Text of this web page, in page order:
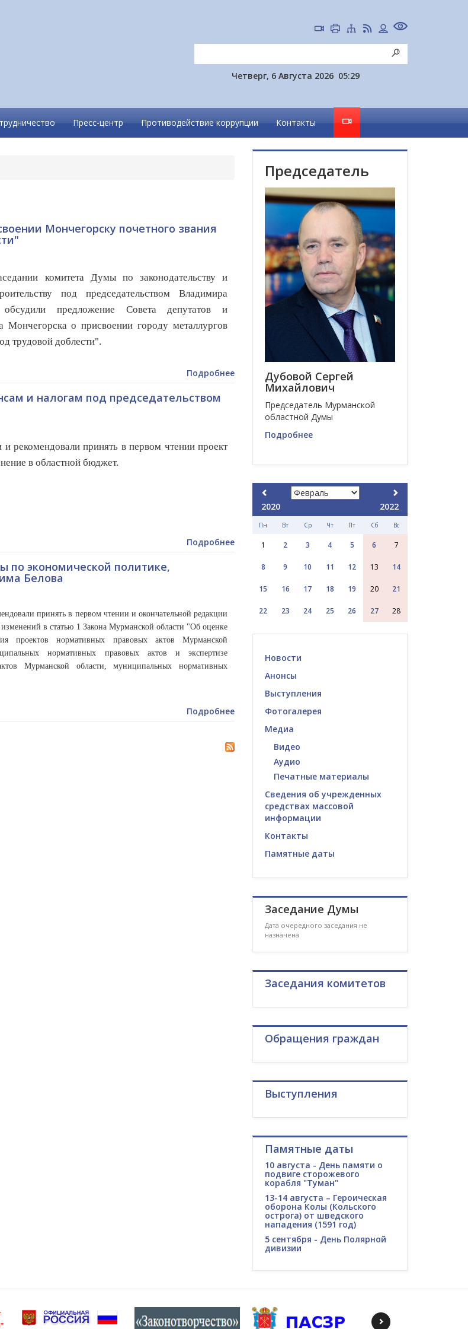
Четверг, 6 Августа 2026 05:29
Пресс-центр Противодействие коррупции Контакты
Мончегорску почетного звания
комитета Думы по законодательству и
под председательством Владимира
предложение Совета депутатов и
Мончегорска о присвоении городу металлургов
трудовой доблести".
Подробнее
и налогам под председательством
и рекомендовали принять в первом чтении проект
в областной бюджет.
Подробнее
по экономической политике,
Белова
принять в первом чтении и окончательной редакции
в статью 1 Закона Мурманской области "Об оценке
проектов нормативных правовых актов Мурманской
нормативных правовых актов и экспертизе
Мурманской области, муниципальных нормативных
Подробнее
Председатель
Дубовой Сергей
Михайлович
Председатель Мурманской
областной Думы
Подробнее
2020 2022
Пн Вт Ср Чт Пт Сб Вс
1 2 3 4 5 6 7
8 9 10 11 12 13 14
15 16 17 18 19 20 21
22 23 24 25 26 27 28
Новости
Анонсы
Выступления
Фотогалерея
Медиа
Видео
Аудио
Печатные материалы
Сведения об учрежденных
средствах массовой
информации
Контакты
Памятные даты
Заседание Думы
Дата очередного заседания не
назначена
Заседания комитетов
Обращения граждан
Выступления
Памятные даты
10 августа - День памяти о
подвиге сторожевого
корабля "Туман"
13-14 августа – Героическая
оборона Колы (Кольского
острога) от шведского
нападения (1591 год)
5 сентября - День Полярной
дивизии